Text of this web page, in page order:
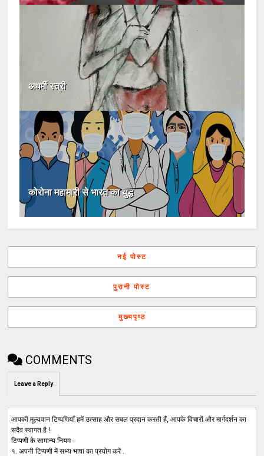
अधर्मी स्त्री
कोरोना महामारी से भारत का युद्ध
नई पोस्ट
पुरानी पोस्ट
मुख्यपृष्ठ
COMMENTS
Leave a Reply
आपकी मूल्यवान टिप्पणियाँ हमें उत्साह और सबल प्रदान करती हैं, आपके विचारों और मार्गदर्शन का
सदैव स्वागत है !
टिप्पणी के सामान्य नियम -
१. अपनी टिप्पणी में सभ्य भाषा का प्रयोग करें .